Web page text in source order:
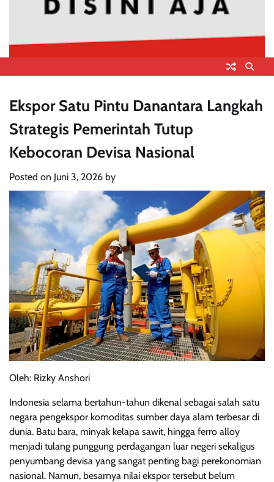
Ekspor Satu Pintu Danantara Langkah
Strategis Pemerintah Tutup
Kebocoran Devisa Nasional
Posted on Juni 3, 2026 by
Oleh: Rizky Anshori
Indonesia selama bertahun-tahun dikenal sebagai salah satu
negara pengekspor komoditas sumber daya alam terbesar di
dunia. Batu bara, minyak kelapa sawit, hingga ferro alloy
menjadi tulang punggung perdagangan luar negeri sekaligus
penyumbang devisa yang sangat penting bagi perekonomian
nasional. Namun, besarnya nilai ekspor tersebut belum